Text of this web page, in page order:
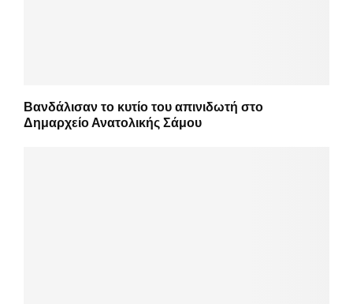
Βανδάλισαν το κυτίο του απινιδωτή στο
Δημαρχείο Ανατολικής Σάμου